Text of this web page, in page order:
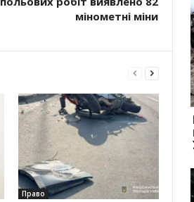
мінометні міни
Право